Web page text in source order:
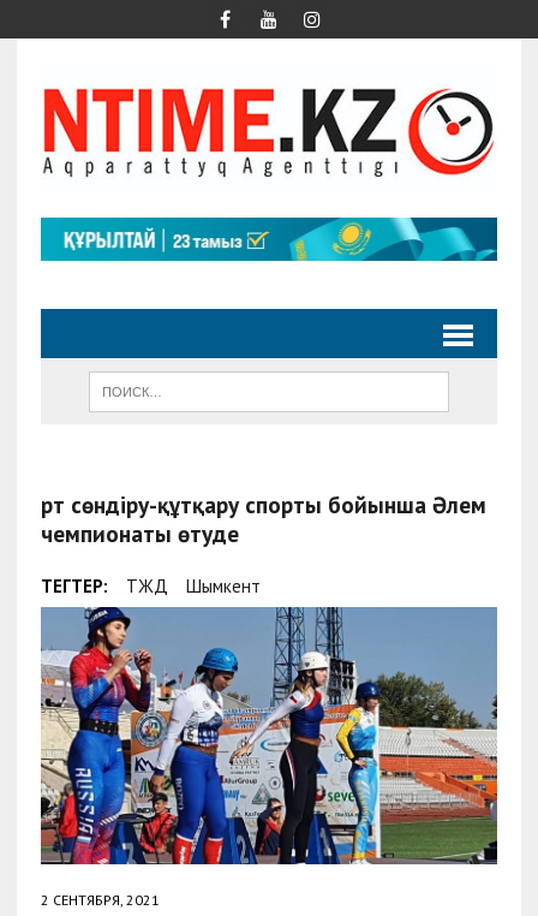
Өрт сөндіру-құтқару спорты бойынша Әлем
чемпионаты өтуде
ТЕГТЕР: ТЖД Шымкент
2 СЕНТЯБРЯ, 2021